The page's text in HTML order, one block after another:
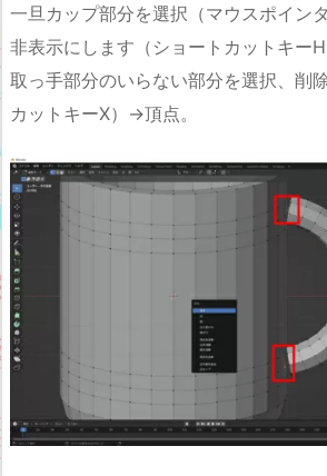
一旦カップ部分を選択（マウスポイン
非表示にします（ショートカットキーH
取っ手部分のいらない部分を選択、削
カットキーX）→頂点。